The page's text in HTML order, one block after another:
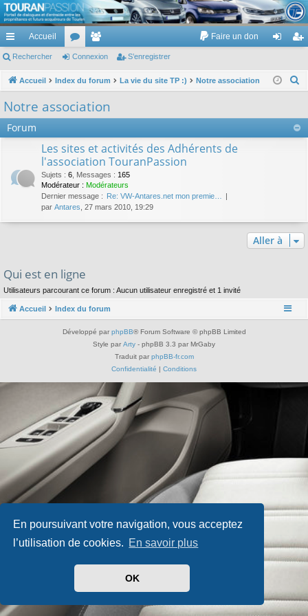
En poursuivant votre navigation, vous acceptez
l’utilisation de cookies. En savoir plus
OK
TouranPassion
Le forum des propriétaires ou futurs acquéreurs du Volkswagen Touran
cc
ès
pi
de
Accueil
or
u
s
e
m
es
Faire un don
ne
on
nr
ist
re
Rechercher Connexion S’enregistrer
Accueil Index du forum La vie du site TP :) Notre association
Notre association
Forum
Les sites et activités des Adhérents de
l'association TouranPassion
Sujets : 6 Messages : 165
Modérateur : Modérateurs
Dernier message : Re: VW-Antares.net mon premie…
par Antares , 27 mars 2010, 19:29
Aller à
Qui est en ligne
Utilisateurs parcourant ce forum : Aucun utilisateur enregistré et 1 invité
Accueil Index du forum
Développé par phpBB® Forum Software © phpBB Limited
Style par Arty - phpBB 3.3 par MrGaby
Traduit par phpBB-fr.com
Confidentialité | Conditions